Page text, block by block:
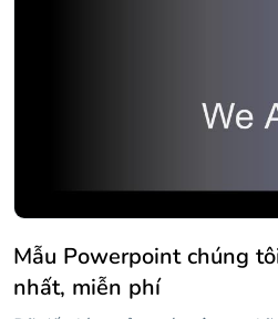
Mẫu Powerpoint chúng
nhất, miễn phí